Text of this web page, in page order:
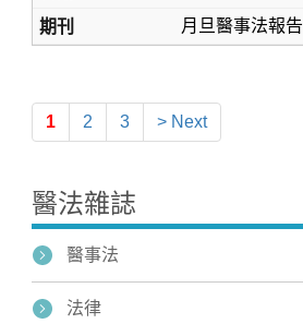
月旦醫事法報告
1 2 3 > Next
醫法雜誌
醫事法
法律